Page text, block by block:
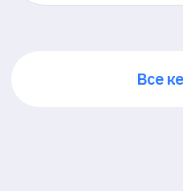
Протокол доверия